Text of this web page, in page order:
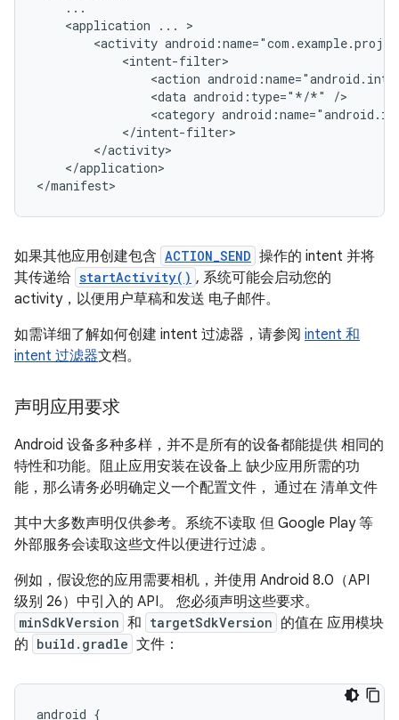
<application
...
<activity
<action
<data android:type="*/*"
<category
</application>
</manifest>
如果其他应用创建包含 ACTION_SEND 操作的 intent 并将
其传递给 startActivity() , 系统可能会启动您的
activity，以便用户草稿和发送 电子邮件。
如需详细了解如何创建 intent 过滤器，请参阅 intent 和
intent 过滤器文档。
声明应用要求
Android 设备多种多样，并不是所有的设备都能提供 相同的
特性和功能。阻止应用安装在设备上 缺少应用所需的功
能，那么请务必明确定义一个配置文件， 通过在 清单文件
其中大多数声明仅供参考。系统不读取 但 Google Play 等
外部服务会读取这些文件以便进行过滤 。
例如，假设您的应用需要相机，并使用 Android 8.0（API
级别 26）中引入的 API。 您必须声明这些要求。
minSdkVersion 和 targetSdkVersion 的值在 应用模块
的 build.gradle 文件：
android {